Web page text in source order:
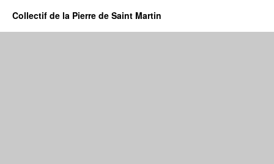
Collectif de la Pierre de Saint Martin